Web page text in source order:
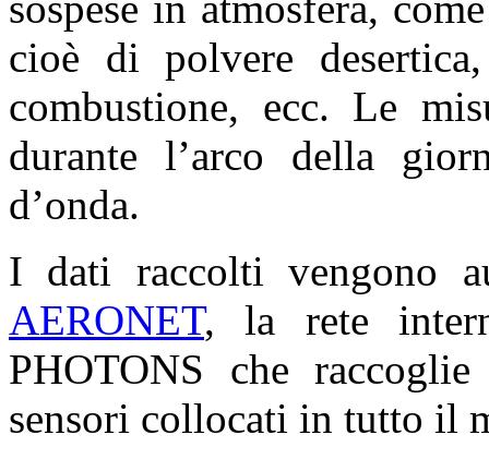
cioè di polvere
combustione, ecc. Le
durante l’arco della
d’onda.
I dati raccolti vengono
AERONET, la rete
PHOTONS che
sensori collocati in tutto il